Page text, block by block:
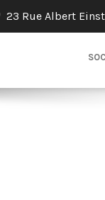
23 Rue Albert